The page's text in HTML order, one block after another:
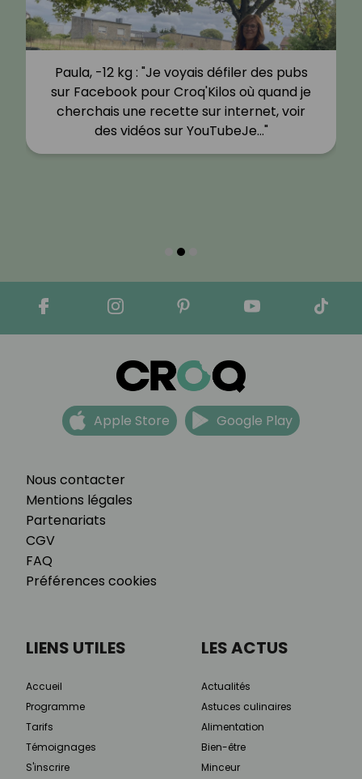
Paula, -12 kg : "Je voyais défiler des pubs
sur Facebook pour Croq'Kilos où quand je
cherchais une recette sur internet, voir
des vidéos sur YouTubeJe…"
Nous contacter
Mentions légales
Partenariats
CGV
FAQ
Préférences cookies
Apple Store Google Play
LIENS UTILES
Accueil
Programme
Tarifs
Témoignages
S'inscrire
LES ACTUS
Actualités
Astuces culinaires
Alimentation
Bien-être
Minceur